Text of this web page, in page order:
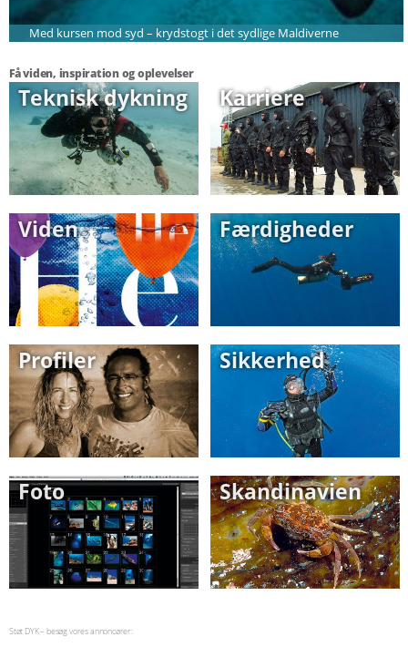
Med kursen mod syd – krydstogt i det sydlige Maldiverne
Få viden, inspiration og oplevelser
Teknisk dykning Karriere
Viden Færdigheder
Profiler Sikkerhed
Foto Skandinavien
Støt DYK – besøg vores annoncører: